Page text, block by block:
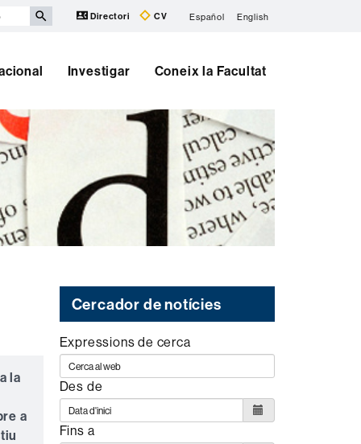
Directori CV Español English
Investigar Coneix la Facultat
la
a
Cercador de notícies
Expressions de cerca
Des de
Fins a